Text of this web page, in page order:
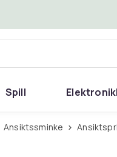
Spill
Ansiktssminke